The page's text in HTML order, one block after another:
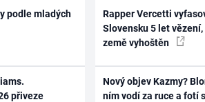
podle mladých
přiveze
Rapper Vercetti
Slovensku 5 let vězení,
země vyhoštěn
Nový objev Kazmy?
ním vodí za ruce a fotí